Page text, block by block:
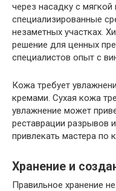
через насадку с
специализированные
незаметных участках.
решение для ценных
специалистов опыт с
Кожа требует
кремами. Сухая кожа
увлажнение может
реставрации разрывов
привлекать мастера
Хранение и
Правильное хранение